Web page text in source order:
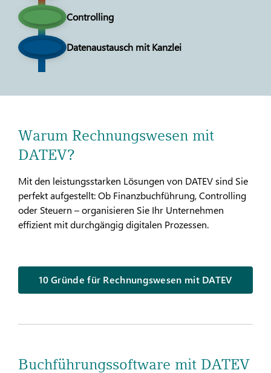
Controlling
Datenaustausch mit Kanzlei
Warum Rechnungswesen mit
DATEV?
Mit den leistungsstarken Lösungen von DATEV sind Sie
perfekt aufgestellt: Ob Finanzbuchführung, Controlling
oder Steuern – organisieren Sie Ihr Unternehmen
effizient mit durchgängig digitalen Prozessen.
10 Gründe für Rechnungswesen mit DATEV
Buchführungssoftware mit DATEV